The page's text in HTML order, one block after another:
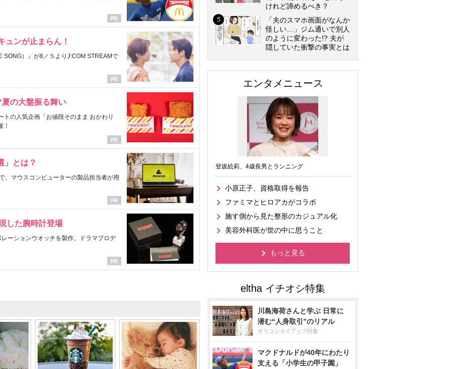
ュンが止まらん！
SONG）』が8／５よりJ:COM STREAMで
の大盤振る舞い
の人気企画「お値段そのまま おかわり
！
」とは？
、マウスコンピューターの製品担当者が用
した腕時計登場
ーションウオッチを製作。ドラマプロデ
けれど諦めるべき？
「夫のスマホ画面がなんか
怪しい…」ジム通いで別人
のように変わった!? 夫が
隠していた衝撃の事実とは
エンタメニュース
登坂絵莉、4歳長男とランニング
小原正子、資格取得を報告
ファミマとヒロアカがコラボ
施す側から見た整形のカジュアル化
美容外科医が世の中に思うこと
もっと見る
川島海荷さんと学ぶ 日常に
潜む“人身取引”のリアル
オリコンタイアップ特集
マクドナルドが40年にわたり
支える「小学生の甲子園」